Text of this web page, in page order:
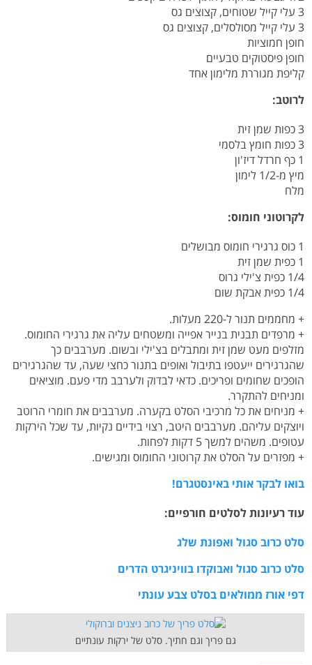
3 עלי קייל שטוחים, קצוצים גס
3 עלי קייל מסולסלים, קצוצים גס
חופן חמוציות
חופן פיסטוקים טבעיים
קליפת מגוררת מלימון אחד
לרוטב:
3 כפות שמן זית
3 כפות חומץ בלסמי
1 כף חרדל דיז'ון
מיץ מ-1/2 לימון
מלח
לקרוטוני חומוס:
1 כוס גרגירי חומוס מבושלים
1 כפית שמן זית
1/4 כפית צ'ילי גרוס
1/4 כפית אבקת שום
+ מחממים תנור ל-220 מעלות.
+ מרפדים תבנית בנייר אפייה ומשטחים עליה את גרגירי החומוס.
מזלפים מעט שמן זית ומתבלים בצ'ילי ובשום. מערבבים כך
שהגרגירים ייעטפו בתיבול ואופים בתנור כחצי שעה, עד שהגרגירים
הופכים שחומים ופריכים. כדאי לבדוק ולערבב מדי פעם. מוציאים
ומניחים להתקרר.
+ מניחים את כל מרכיבי הסלט בקערה. מערבבים את חומרי הרוטב
ויוצקים עליהם. מערבבים היטב, רצוי בידיים נקיות, עד שכל הירקות
עטופים. משהים למשך 5 דקות לפחות.
+ מפזרים על הסלט את קרוטוני החומוס ומגישים.
בואו לבקר אותי באינסטגרם!
עוד רעיונות לסלטים חורפיים:
סלט כרוב סגול ואפונת שלג
סלט כרוב סגול ואבוקדו בוויניגרט הדרים
דפי אורז ממולאים בסלט צבע עונתי
גם פריך וגם חתיך. סלט של ירקות עונתיים